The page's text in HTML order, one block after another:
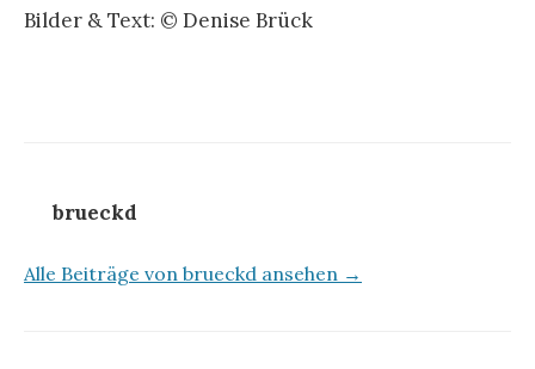
Bilder & Text: © Denise Brück
brueckd
Alle Beiträge von brueckd ansehen →